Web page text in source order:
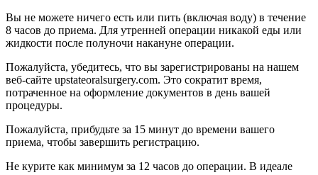
Вы не можете ничего есть или пить (включая воду) в течение
8 часов до приема. Для утренней операции никакой еды или
жидкости после полуночи накануне операции.
Пожалуйста, убедитесь, что вы зарегистрированы на нашем
веб-сайте upstateoralsurgery.com. Это сократит время,
потраченное на оформление документов в день вашей
процедуры.
Пожалуйста, прибудьте за 15 минут до времени вашего
приема, чтобы завершить регистрацию.
Не курите как минимум за 12 часов до операции. В идеале